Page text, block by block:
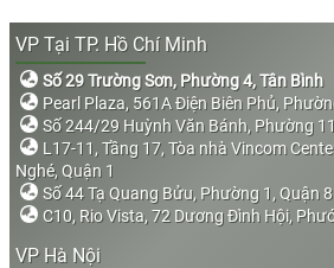
VP Tại TP. Hồ Chí Minh
Số 29 Trường Sơn, Phường 4, Tân Bình
Pearl Plaza, 561A Điện Biên Phủ,
Số 244/29 Huỳnh Văn Bánh, Phường
L17-11, Tầng 17, Tòa nhà Vincom
Nghé, Quận 1
Số 44 Tạ Quang Bửu, Phường 1, Quận 8
C10, Rio Vista, 72 Dương Đình Hội,
VP Hà Nội